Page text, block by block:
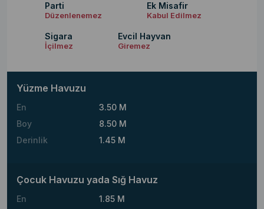
Parti
Düzenlenemez
Ek Misafir
Kabul Edilmez
Sigara
İçilmez
Evcil Hayvan
Giremez
Yüzme Havuzu
En
3.50 M
Boy
8.50 M
Derinlik
1.45 M
Çocuk Havuzu yada Sığ Havuz
En
1.85 M